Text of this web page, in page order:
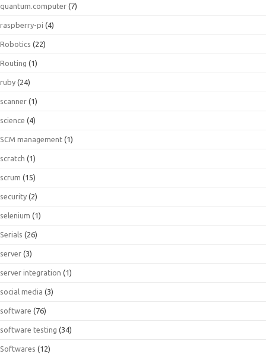
quantum.computer (7)
raspberry-pi (4)
Robotics (22)
Routing (1)
ruby (24)
scanner (1)
science (4)
SCM management (1)
scratch (1)
scrum (15)
security (2)
selenium (1)
Serials (26)
server (3)
server integration (1)
social media (3)
software (76)
software testing (34)
Softwares (12)